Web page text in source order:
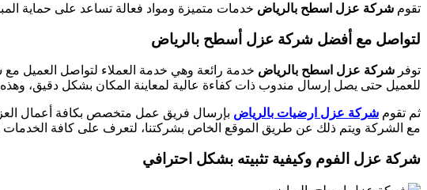
تقوم شركة عزل اسطح بالرياض خدمات متميزة ومواد فعالة تساعد على حماية
لتواصل مع أفضل شركة عزل أسطح بالرياض
توفر شركة عزل اسطح بالرياض خدمة رائعة وهي خدمة العملاء لتواصل العميل مع
للعميل حتى يصل إرسال مندوب ذات كفاءة عالية لمعاينة المكان بشكل دقيق،
ثم تقوم شركة عزل ارضيات بالرياض بإرسال فريق عمل متخصص بكافة أعمال
مع الشركة ويتم ذلك عن طريق الموقع الخاص بشركتنا، لتعرف على كافة الخدمات
شركة عزل الفوم وكيفية تثبيته بشكل احترافي